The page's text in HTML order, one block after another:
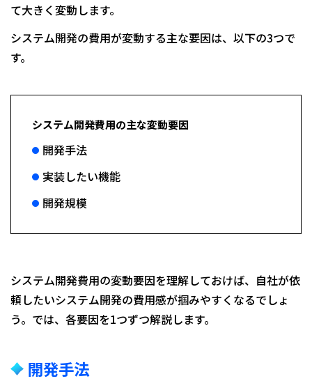
て大きく変動します。
システム開発の費用が変動する主な要因は、以下の3つで
す。
システム開発費用の主な変動要因
開発手法
実装したい機能
開発規模
システム開発費用の変動要因を理解しておけば、自社が依
頼したいシステム開発の費用感が掴みやすくなるでしょ
う。では、各要因を1つずつ解説します。
開発手法